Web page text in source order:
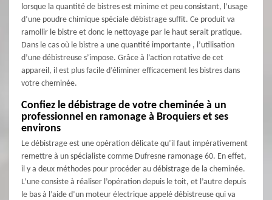
lorsque la quantité de bistres est minime et peu consistant, l’usage
d’une poudre chimique spéciale débistrage suffit. Ce produit va
ramollir le bistre et donc le nettoyage par le haut serait pratique.
Dans le cas où le bistre a une quantité importante , l’utilisation
d’une débistreuse s’impose. Grâce à l’action rotative de cet
appareil, il est plus facile d’éliminer efficacement les bistres dans
votre cheminée.
Confiez le débistrage de votre cheminée à un
professionnel en ramonage à Broquiers et ses
environs
Le débistrage est une opération délicate qu’il faut impérativement
remettre à un spécialiste comme Dufresne ramonage 60. En effet,
il y a deux méthodes pour procéder au débistrage de la cheminée.
L’une consiste à réaliser l’opération depuis le toit, et l’autre depuis
le bas à l’aide d’un moteur électrique appelé débistreuse qui va